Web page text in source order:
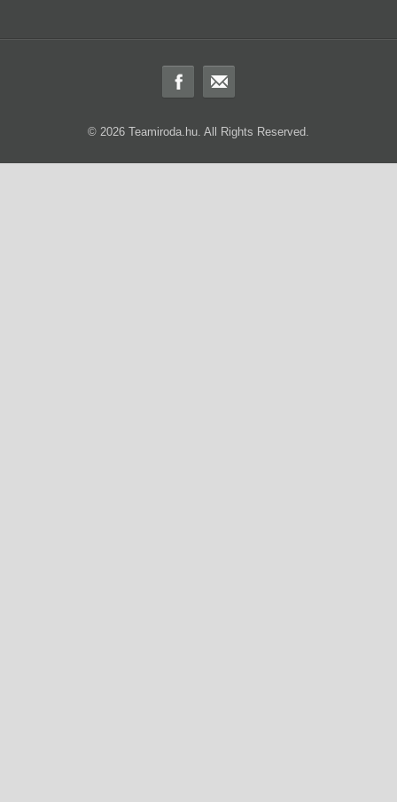
© 2026 Teamiroda.hu. All Rights Reserved.